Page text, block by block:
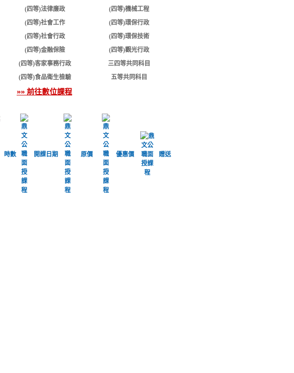
(四等)法律廉政
(四等)機械工程
(四等)社會工作
(四等)環保行政
(四等)社會行政
(四等)環保技術
(四等)金融保險
(四等)觀光行政
(四等)客家事務行政
三四等共同科目
(四等)食品衛生檢驗 五等共同科目
»» 前往數位課程
時數 開課日期 原價 優惠價 贈送